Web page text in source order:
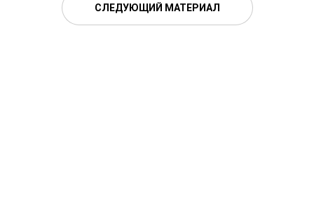
СЛЕДУЮЩИЙ МАТЕРИАЛ